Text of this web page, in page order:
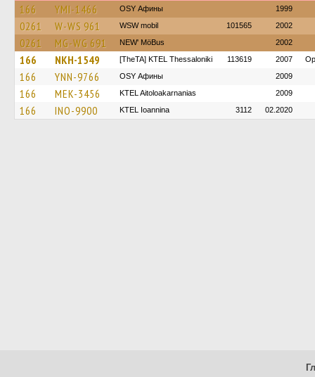
166 YMI-1466 OSY Афины 1999
0261 W-WS 961 WSW mobil 101565 2002
0261 MG-WG 691 NEW' MöBus 2002
166 NKH-1549 [TheTA] KTEL Thessaloniki 113619 2007
166 YNN-9766 OSY Афины 2009
166 MEK-3456 KTEL Aitoloakarnanias 2009
166 INO-9900 KTEL Ioannina 3112 02.2020